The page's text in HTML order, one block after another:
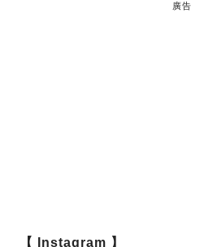
廣告
【 Instagram 】